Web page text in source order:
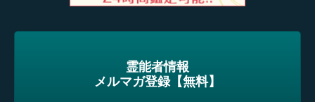
霊能者情報
メルマガ登録【無料】